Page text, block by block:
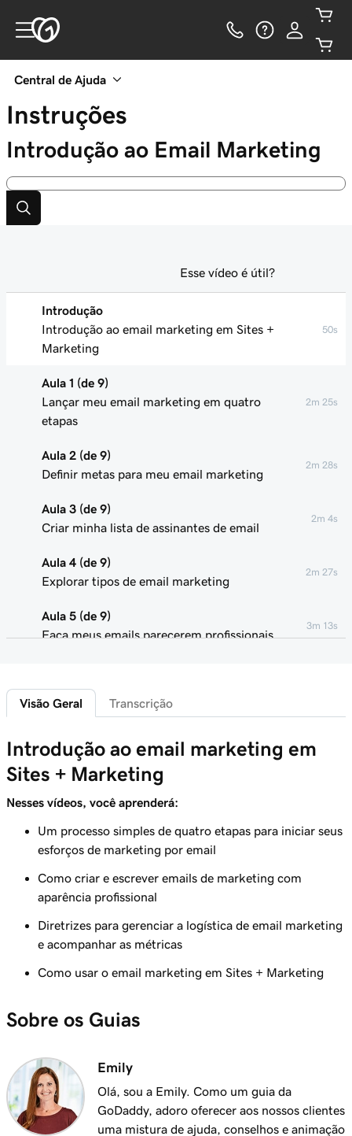
Central de Ajuda
Instruções
Introdução ao Email Marketing
Introdução
Introdução ao email marketing em Sites +
Marketing
50s
Aula 1 (de 9)
Lançar meu email marketing em quatro
etapas
2m 25s
Aula 2 (de 9)
Definir metas para meu email marketing
2m 28s
Aula 3 (de 9)
Criar minha lista de assinantes de email
2m 4s
Aula 4 (de 9)
Explorar tipos de email marketing
2m 27s
Aula 5 (de 9)
Faça meus emails parecerem profissionais
3m 13s
Personalizar meus emails de marketing
Crie uma campanha de email marketing
Aula 8 (de 9)
Criar e enviar uma campanha de email
Aula 9 (de 9)
Acompanhar e analisar o desempenho do seu
Esse vídeo é útil?
Visão Geral Transcrição
Introdução ao email marketing em
Sites + Marketing
Nesses vídeos, você aprenderá:
Um processo simples de quatro etapas para iniciar seus
esforços de marketing por email
Como criar e escrever emails de marketing com
aparência profissional
Diretrizes para gerenciar a logística de email marketing
e acompanhar as métricas
Como usar o email marketing em Sites + Marketing
Sobre os Guias
Emily
Olá, sou a Emily. Como um guia da
GoDaddy, adoro oferecer aos nossos clientes
uma mistura de ajuda, conselhos e animação